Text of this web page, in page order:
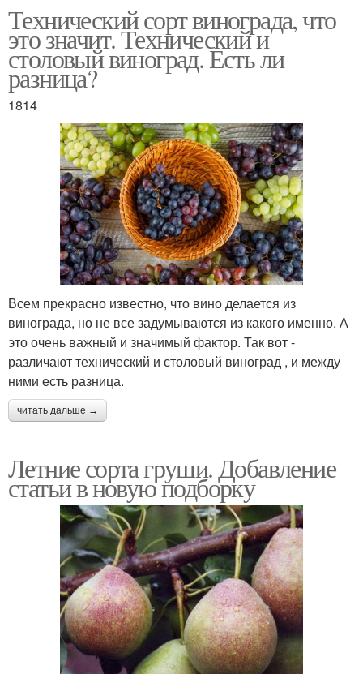
Технический сорт винограда, что
это значит. Технический и
столовый виноград. Есть ли
разница?
1814
Всем прекрасно известно, что вино делается из
винограда, но не все задумываются из какого именно. А
это очень важный и значимый фактор. Так вот -
различают технический и столовый виноград , и между
ними есть разница.
читать дальше →
Летние сорта груши. Добавление
статьи в новую подборку